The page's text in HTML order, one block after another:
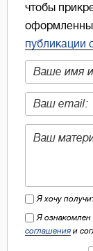
чтобы
публикации
Я хочу
Я
соглашения и